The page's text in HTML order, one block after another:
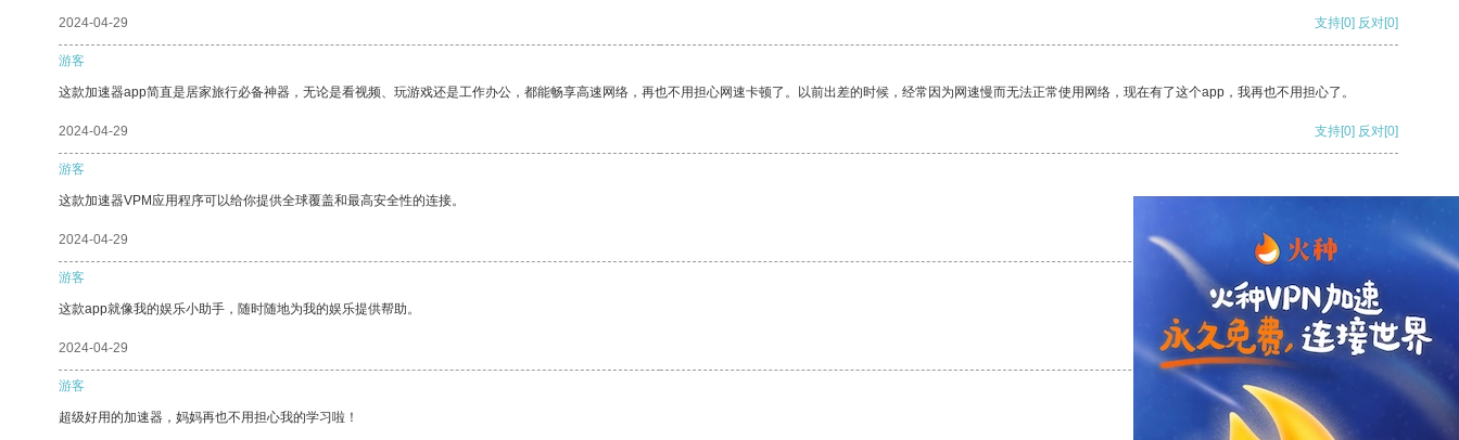
2024-04-29 支持[0] 反对[0]
游客
这款加速器app简直是居家旅行必备神器，无论是看视频、玩游戏还是工作办公，都能畅享高速网络，再也不用担心网速卡顿了。以前出差的时候，经常因为网速慢而无法正常使用网络，现在有了这个app，我再也不用担心了。
2024-04-29 支持[0] 反对[0]
游客
这款加速器VPM应用程序可以给你提供全球覆盖和最高安全性的连接。
2024-04-29 支持
游客
这款app就像我的娱乐小助手，随时随地为我的娱乐提供帮助。
2024-04-29 支持[0] 反对[0]
游客
超级好用的加速器，妈妈再也不用担心我的学习啦！